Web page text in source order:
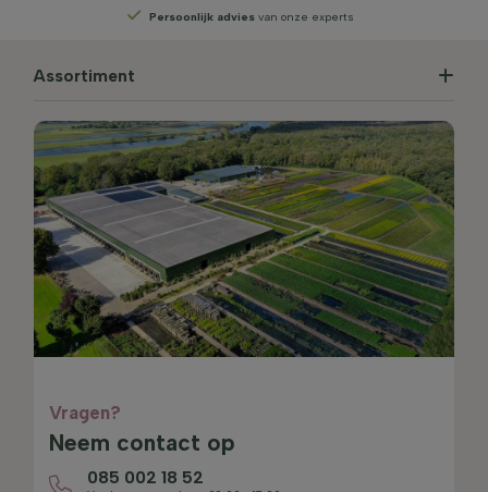
Persoonlijk advies van onze experts
Assortiment
Vragen?
Neem contact op
085 002 18 52